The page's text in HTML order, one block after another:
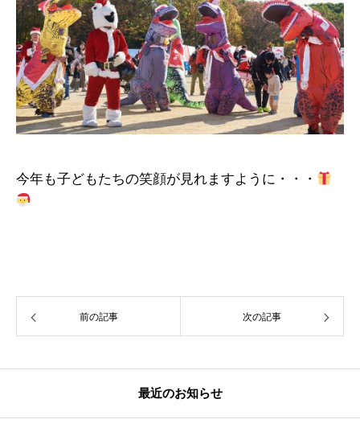
今年も子どもたちの笑顔が見れますように・・・
前の記事 次の記事
最近のお知らせ